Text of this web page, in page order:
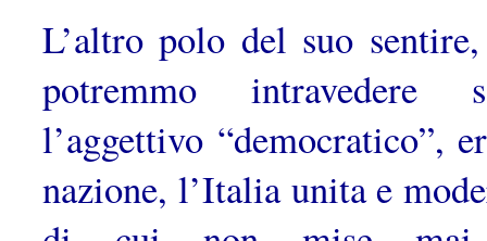
L’altro polo del suo
potremmo intravedere
l’aggettivo “democratico”,
nazione, l’Italia unita e